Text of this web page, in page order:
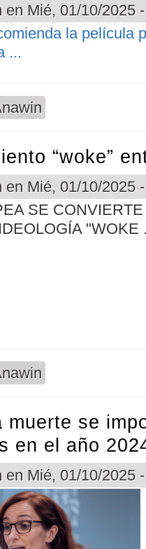
en Mié, 01/10/2025
Filii :"Mas cinco" la pelicula
“woke”
en Mié, 01/10/2025
“woke” entró en
muerte se
en el año
en Mié, 01/10/2025